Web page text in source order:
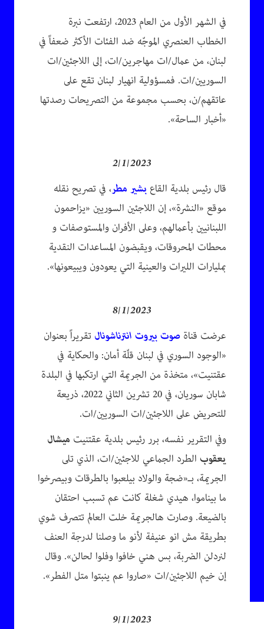
في الشهر الأول من العام 2023، ارتفعت نبرة
الخطاب العنصري الموجّه ضد الفئات الأكثر ضعفاً في
لبنان، من عمال/ات مهاجرين/ات، إلى اللاجئين/ات
السوريين/ات. فمسؤولية انهيار لبنان تقع على
عاتقهم/ن، بحسب مجموعة من التصريحات رصدتها
«أخبار الساحة».
2/1/2023
قال رئيس بلدية القاع بشير مطر، في تصريح نقله
موقع «النشرة»، إن اللاجئين السوريين «يزاحمون
اللبنانيين بأعمالهم، وعلى الأفران والمستوصفات و​
محطات المحروقات​، ويقبضون المساعدات النقدية
بمليارات الليرات والعينية التي يعودون ويبيعونها».
8/1/2023
عرضت قناة صوت بيروت انترناشونال تقريراً بعنوان
«الوجود السوري في لبنان قلّة أمان: والحكاية في
عقتنيت»، متخذة من الجريمة التي ارتكبها في البلدة
شابان سوريان، في 20 تشرين الثاني 2022، ذريعة
للتحريض على اللاجئين/ات السوريين/ات.
وفي التقرير نفسه، برر رئيس بلدية عقتنيت ميشال
يعقوب الطرد الجماعي للاجئين/ات، الذي تلى
الجريمة، بـ«ضجة والولاد بيلعبوا بالطرقات وبيصرخوا
ما بيناموا، هيدي شغلة كانت عم تسبب احتقان
بالضيعة. وصارت هالجريمة خلت العالم تتصرف شوي
بطريقة مش انو عنيفة لأنو ما وصلنا لدرجة العنف
لنردلن الضربة، بس هني خافوا وفلوا لحالن». وقال
إن خيم اللاجئين/ات «صاروا عم ينبتوا متل الفطر».
9/1/2023